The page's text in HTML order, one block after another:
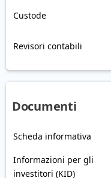
Custode
Revisori contabili
Documenti
Scheda informativa
Informazioni per gli
investitori (KID)